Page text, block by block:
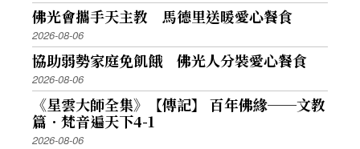
佛光會攜手天主教 馬德里送暖愛心餐食
2026-08-06
協助弱勢家庭免飢餓 佛光人分裝愛心餐食
2026-08-06
《星雲大師全集》【傳記】 百年佛緣──文教
篇．梵音遍天下4-1
2026-08-06